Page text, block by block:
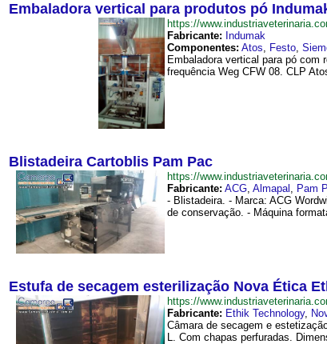
Embaladora vertical para produtos pó
https://
Fabricante: Indumak
Componentes: Atos, Festo,
Embaladora vertical para pó
frequência Weg CFW 08. CLP
Blistadeira Cartoblis Pam Pac
https://
Fabricante: ACG, Almapal , Pam
- Blistadeira. - Marca: ACG
de conservação. - Máquina
Estufa de secagem esterilização Nova Ética
https://
Fabricante: Ethik Technology,
Câmara de secagem e
L. Com chapas perfuradas.